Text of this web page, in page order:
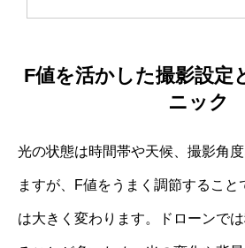
F値を活かした撮影設定
ニック
光の状態は時間帯や天候、撮影角
ますが、F値をうまく調節すること
は大きく変わります。ドローンで